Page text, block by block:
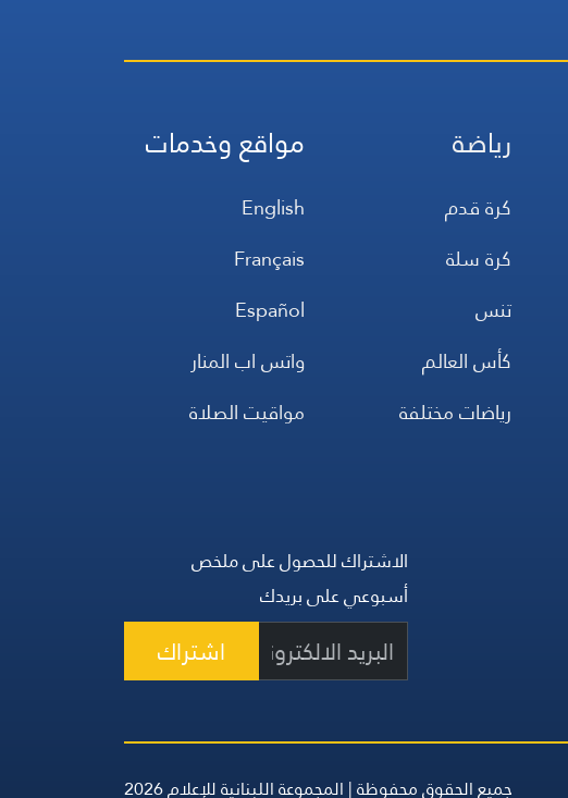
رياضة
كرة قدم
كرة سلة
تنس
كأس العالم
رياضات مختلفة
مواقع وخدمات
English
Français
Español
واتس اب المنار
مواقيت الصلاة
الاشتراك للحصول على ملخص
أسبوعي على بريدك
اشتراك
جميع الحقوق محفوظة | المجموعة اللبنانية للإعلام 2026